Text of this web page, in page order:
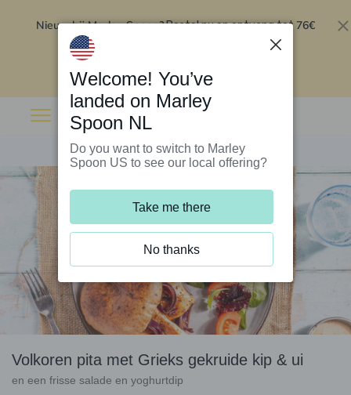
Nieuw bij Marley Spoon?Bestel nu en ontvang tot 76€
Volkoren pita met Grieks gekruide kip & ui
en een frisse salade en yoghurtdip
Welcome! You’ve
landed on Marley
Spoon NL
Do you want to switch to Marley
Spoon US to see our local offering?
Take me there
No thanks